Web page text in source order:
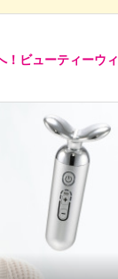
！ビューティーウィ